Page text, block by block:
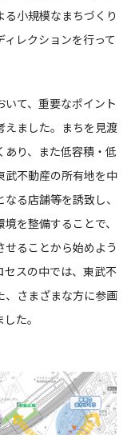
小規模なまちづくり
レクションを行って
て、重要なポイント
えました。まちを見渡
り、また低容積・低
武不動産の所有地を中
る店舗等を誘致し、
を整備することで、
ることから始めよう
セスの中では、東武不
、さまざまな方に参画
た。